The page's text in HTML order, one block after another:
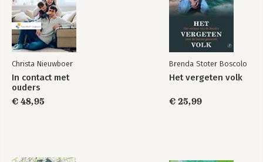
7. De FranklinCovey-methode
Literatuur
De 8ste-eigenschap-test
Dankwoord
Over de auteur
Register
Christa Nieuwboer
In contact met
ouders
€ 48,95
Brenda Stoter Boscolo
Het vergeten volk
€ 25,99